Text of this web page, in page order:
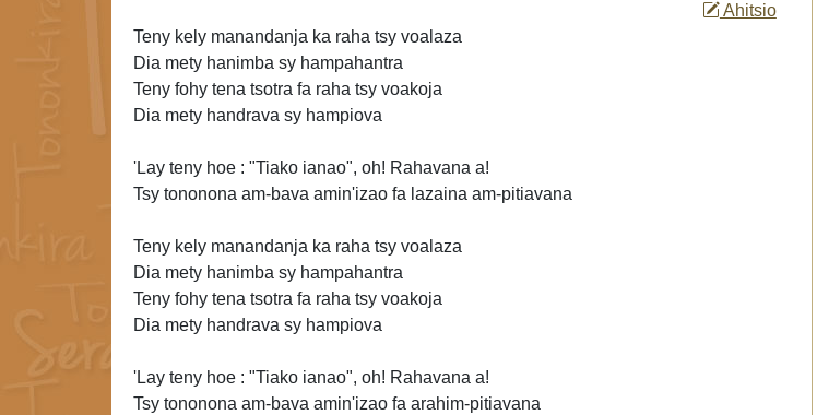
Ahitsio
Teny kely manandanja ka raha tsy voalaza
Dia mety hanimba sy hampahantra
Teny fohy tena tsotra fa raha tsy voakoja
Dia mety handrava sy hampiova
'Lay teny hoe : "Tiako ianao", oh! Rahavana a!
Tsy tononona am-bava amin'izao fa lazaina am-pitiavana
Teny kely manandanja ka raha tsy voalaza
Dia mety hanimba sy hampahantra
Teny fohy tena tsotra fa raha tsy voakoja
Dia mety handrava sy hampiova
'Lay teny hoe : "Tiako ianao", oh! Rahavana a!
Tsy tononona am-bava amin'izao fa arahim-pitiavana